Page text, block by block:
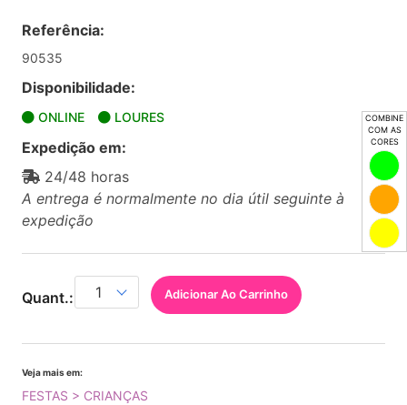
COMBINE
COM AS
CORES
Referência:
90535
Disponibilidade:
ONLINE LOURES
Expedição em:
24/48 horas
A entrega é normalmente no dia útil seguinte à
expedição
Quant.: Adicionar Ao Carrinho
Veja mais em:
FESTAS > CRIANÇAS